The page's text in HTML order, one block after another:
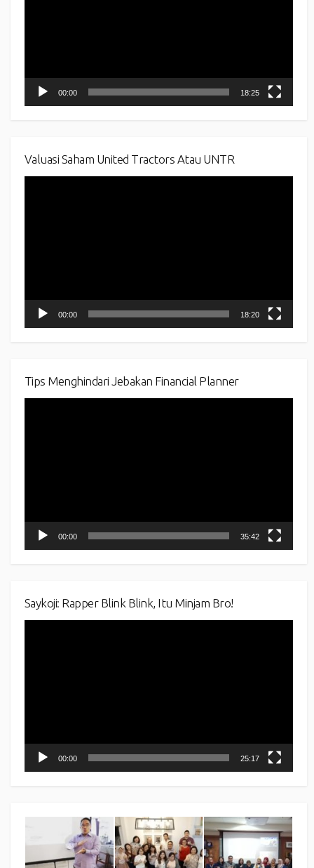
00:00 18:25
Valuasi Saham United Tractors Atau UNTR
00:00 18:20
Tips Menghindari Jebakan Financial Planner
00:00 35:42
Saykoji: Rapper Blink Blink, Itu Minjam Bro!
00:00 25:17